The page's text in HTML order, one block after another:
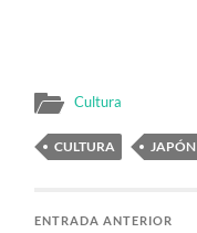
Cultura
CULTURA JAPÓN
ENTRADA ANTERIOR